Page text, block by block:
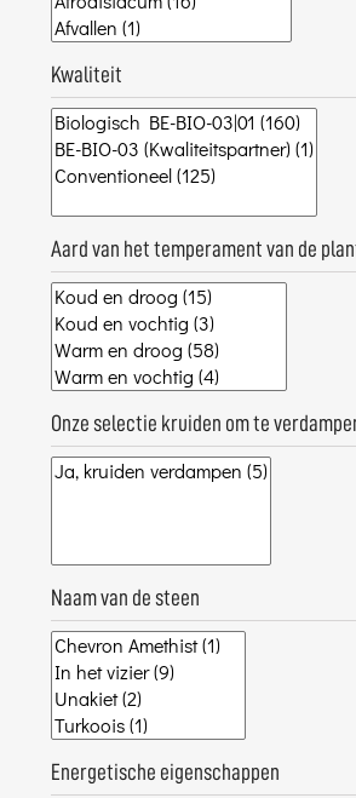
Kwaliteit
Aard van het temperament van de
Onze selectie kruiden om te
Naam van de steen
Energetische eigenschappen